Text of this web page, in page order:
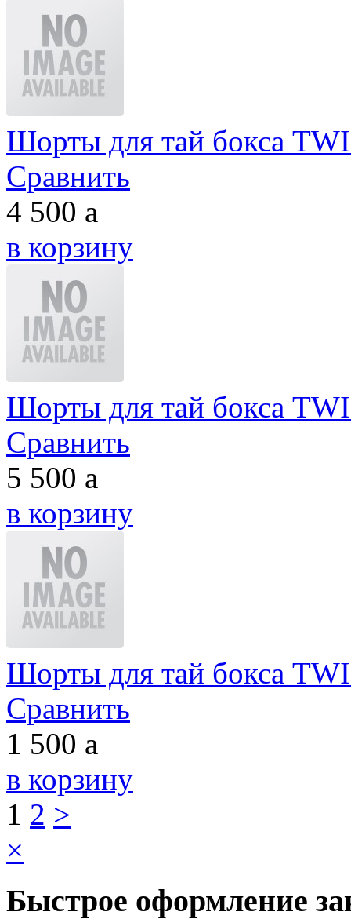
Шорты для тай бокса
Сравнить
4 500 a
в корзину
Шорты для тай бокса
Сравнить
5 500 a
в корзину
Шорты для тай бокса
Сравнить
1 500 a
в корзину
1 2 >
×
Быстрое оформление